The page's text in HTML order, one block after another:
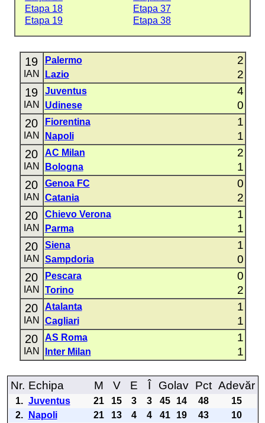
Etapa 18
Etapa 37
Etapa 19
Etapa 38
19
IAN
Palermo 2
Lazio 2
19
IAN
Juventus 4
Udinese 0
20
IAN
Fiorentina 1
Napoli 1
20
IAN
AC Milan 2
Bologna 1
20
IAN
Genoa FC 0
Catania 2
20
IAN
Chievo Verona 1
Parma 1
20
IAN
Siena 1
Sampdoria 0
20
IAN
Pescara 0
Torino 2
20
IAN
Atalanta 1
Cagliari 1
20
IAN
AS Roma 1
Inter Milan 1
Nr. Echipa M V E Î Golav Pct Adevăr
1. Juventus 21 15 3 3 45 14 48
15
2.
Napoli 21 13 4 4 41 19 43
10